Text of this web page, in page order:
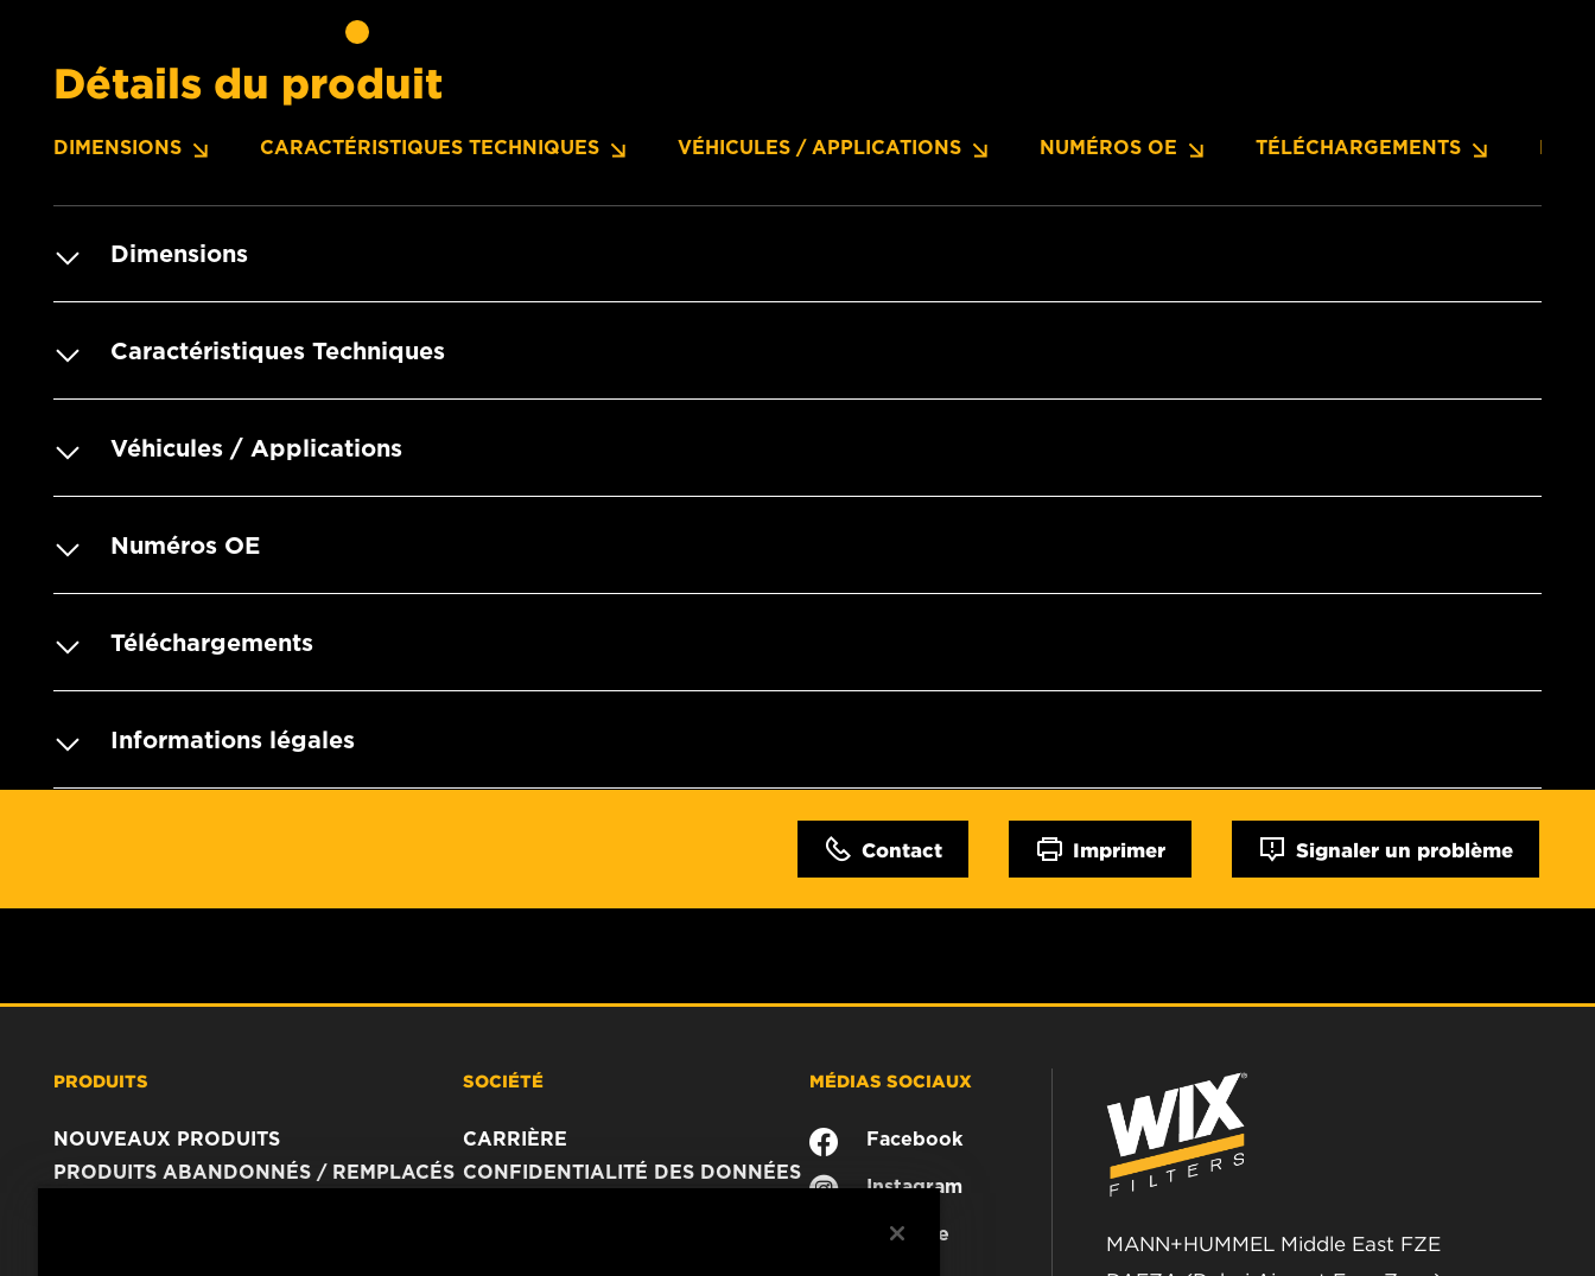
Détails du produit
DIMENSIONS CARACTÉRISTIQUES TECHNIQUES VÉHICULES / APPLICATIONS NUMÉROS OE TÉLÉCHARGEMENTS
Dimensions
Caractéristiques Techniques
Véhicules / Applications
Numéros OE
Téléchargements
Informations légales
Contact Imprimer Signaler un problème
PRODUITS
NOUVEAUX PRODUITS
PRODUITS ABANDONNÉS / REMPLACÉS
SOCIÉTÉ
CARRIÈRE
CONFIDENTIALITÉ DES DONNÉES
MÉDIAS SOCIAUX
Facebook
Instagram
YouTube
MANN+HUMMEL Middle East FZE